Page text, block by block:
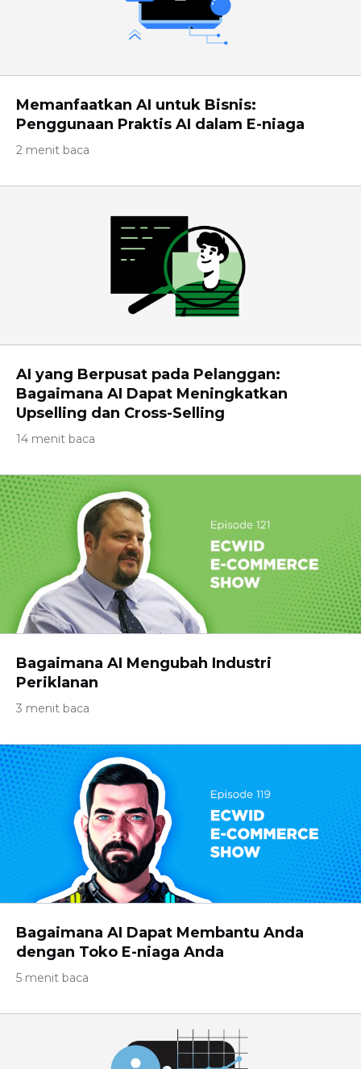
Memanfaatkan AI untuk Bisnis:
Penggunaan Praktis AI dalam E-niaga
2 menit baca
AI yang Berpusat pada Pelanggan:
Bagaimana AI Dapat Meningkatkan
Upselling dan Cross-Selling
14 menit baca
Bagaimana AI Mengubah Industri
Periklanan
3 menit baca
Bagaimana AI Dapat Membantu Anda
dengan Toko E-niaga Anda
5 menit baca